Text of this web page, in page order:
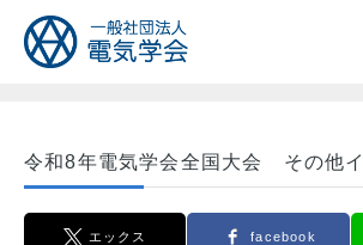
令和8年電気学会全国大会 その他イ
エックス facebook